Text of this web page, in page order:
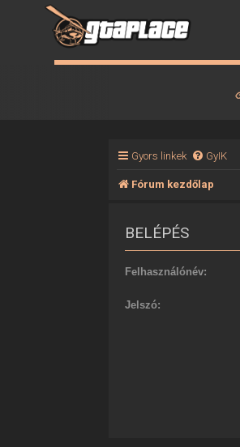
Gyors linkek GyIK
Fórum kezdőlap
BELÉPÉS
Felhasználónév:
Jelszó: